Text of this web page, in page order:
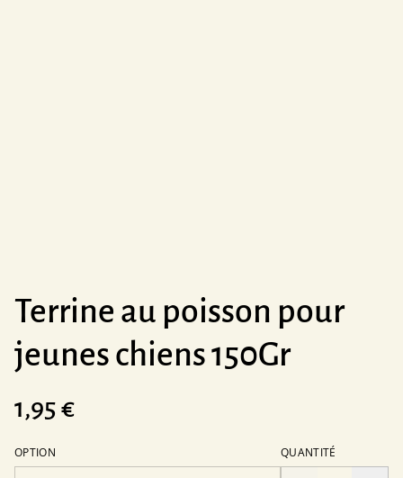
Terrine au poisson pour
jeunes chiens 150Gr
1,95 €
OPTION QUANTITÉ